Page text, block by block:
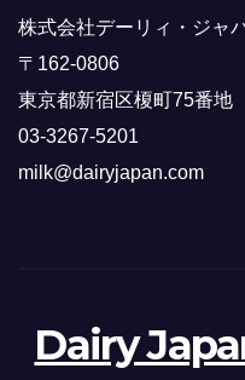
株式会社デーリィ・ジャ
〒162-0806
東京都新宿区榎町75番地
03-3267-5201
milk@dairyjapan.com
Dairy